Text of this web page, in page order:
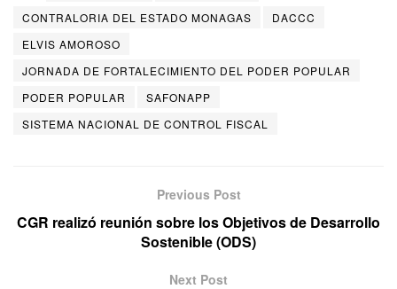
CONTRALORIA DEL ESTADO MONAGAS
DACCC
ELVIS AMOROSO
JORNADA DE FORTALECIMIENTO DEL PODER POPULAR
PODER POPULAR
SAFONAPP
SISTEMA NACIONAL DE CONTROL FISCAL
Previous Post
CGR realizó reunión sobre los Objetivos de Desarrollo
Sostenible (ODS)
Next Post